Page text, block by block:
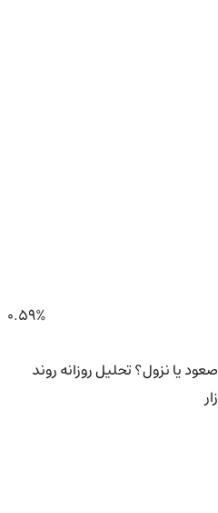
0.59%
یا نزول؟تحلیل روزانه روند